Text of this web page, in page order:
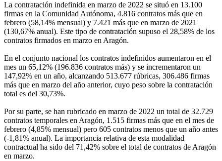
La contratación indefinida en marzo de 2022 se situó en 13.100
firmas en la Comunidad Autónoma, 4.816 contratos más que en
febrero (58,14% mensual) y 7.421 más que en marzo de 2021
(130,67% anual). Este tipo de contratación supuso el 28,58% de los
contratos firmados en marzo en Aragón.
En el conjunto nacional los contratos indefinidos aumentaron en el
mes un 65,12% (196.836 contratos más) y se incrementaron un
147,92% en un año, alcanzando 513.677 rúbricas, 306.486 firmas
más que en marzo del año anterior, cuyo peso sobre la contratación
total es del 30,73%.
Por su parte, se han rubricado en marzo de 2022 un total de 32.729
contratos temporales en Aragón, 1.515 firmas más que en el mes de
febrero (4,85% mensual) pero 605 contratos menos que un año antes
(-1,81% anual). La importancia relativa de esta modalidad
contractual ha sido del 71,42% sobre el total de contratos de Aragón
en marzo.